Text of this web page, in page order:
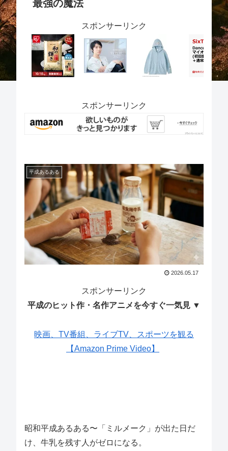
最強の魔法
スポンサーリンク
スポンサーリンク
平成あるある
2026.05.17
スポンサーリンク
平成のヒット作・名作アニメを今すぐ一気見 ▼
映画、TV番組、ライブTV、スポーツを観る
【Amazon Prime Video】
昭和平成あるある〜「ミルメーク」が出た日だ
け、牛乳を残す人がゼロになる。